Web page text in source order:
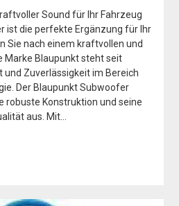
Sound für Ihr Fahrzeug
ist die perfekte Ergänzung für Ihr
Sie nach einem kraftvollen und
Marke Blaupunkt steht seit
Zuverlässigkeit im Bereich
Der Blaupunkt Subwoofer
robuste Konstruktion und seine
aus. Mit…